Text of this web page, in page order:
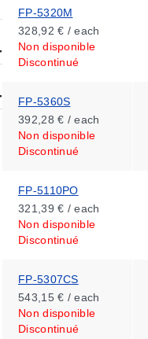
FP-5320M
328,92 € / each
Non disponible
Discontinué
FP-5360S
392,28 € / each
Non disponible
Discontinué
FP-5110PO
321,39 € / each
Non disponible
Discontinué
FP-5307CS
543,15 € / each
Non disponible
Discontinué